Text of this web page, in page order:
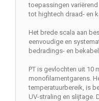
toepassingen
tot hightech draad- en
Het brede scala aan
eenvoudige en
bedradings- en
PT is gevlochten uit 10
monofilamentgarens.
temperatuurbereik, is
UV-straling en slijtage.